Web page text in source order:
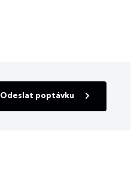
Odeslat poptávku